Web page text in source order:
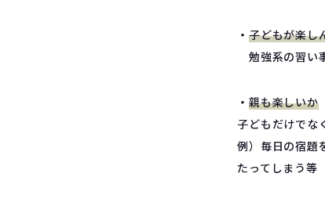
・ 子どもが楽し
勉強系の習い
・ 親も楽しいか
子どもだけでな
例）毎日の宿題
たってしまう等